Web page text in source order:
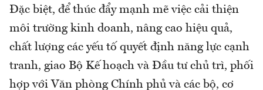
Đặc biệt, để thúc đẩy mạnh mẽ việc cải thiện
môi trường kinh doanh, nâng cao hiệu quả,
chất lượng các yếu tố quyết định năng lực cạnh
tranh, giao Bộ Kế hoạch và Đầu tư chủ trì, phối
hợp với Văn phòng Chính phủ và các bộ, cơ